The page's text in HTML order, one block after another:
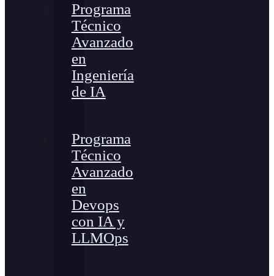
Programa
Técnico
Avanzado
en
Ingeniería
de IA
Programa
Técnico
Avanzado
en
Devops
con IA y
LLMOps